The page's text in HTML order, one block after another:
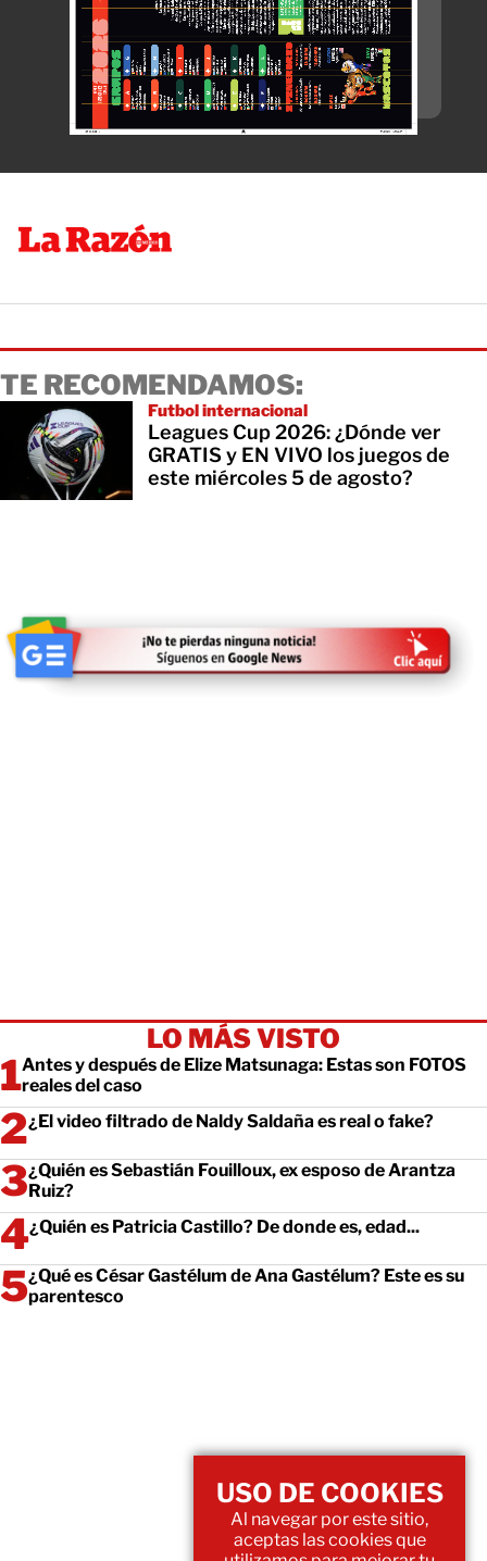
TE RECOMENDAMOS:
Futbol internacional
Leagues Cup 2026: ¿Dónde ver
GRATIS y EN VIVO los juegos de
este miércoles 5 de agosto?
LO MÁS VISTO
Antes y después de Elize Matsunaga: Estas son FOTOS
reales del caso
¿El video filtrado de Naldy Saldaña es real o fake?
¿Quién es Sebastián Fouilloux, ex esposo de Arantza
Ruiz?
¿Quién es Patricia Castillo? De donde es, edad...
¿Qué es César Gastélum de Ana Gastélum? Este es su
parentesco
USO DE COOKIES
Al navegar por este sitio,
aceptas las cookies que